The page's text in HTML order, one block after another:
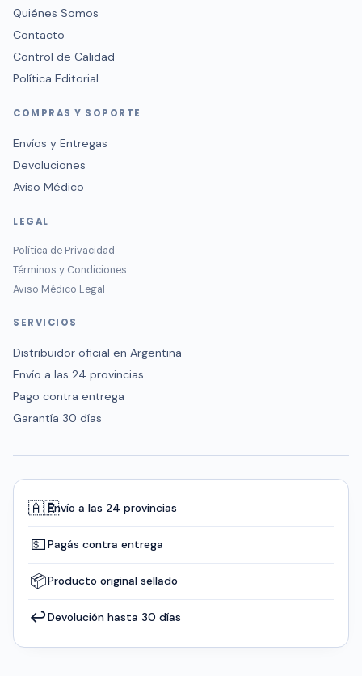
Quiénes Somos
Contacto
Control de Calidad
Política Editorial
COMPRAS Y SOPORTE
Envíos y Entregas
Devoluciones
Aviso Médico
LEGAL
Política de Privacidad
Términos y Condiciones
Aviso Médico Legal
SERVICIOS
Distribuidor oficial en Argentina
Envío a las 24 provincias
Pago contra entrega
Garantía 30 días
🇦🇷Envío a las 24 provincias
💵Pagás contra entrega
📦Producto original sellado
↩️Devolución hasta 30 días